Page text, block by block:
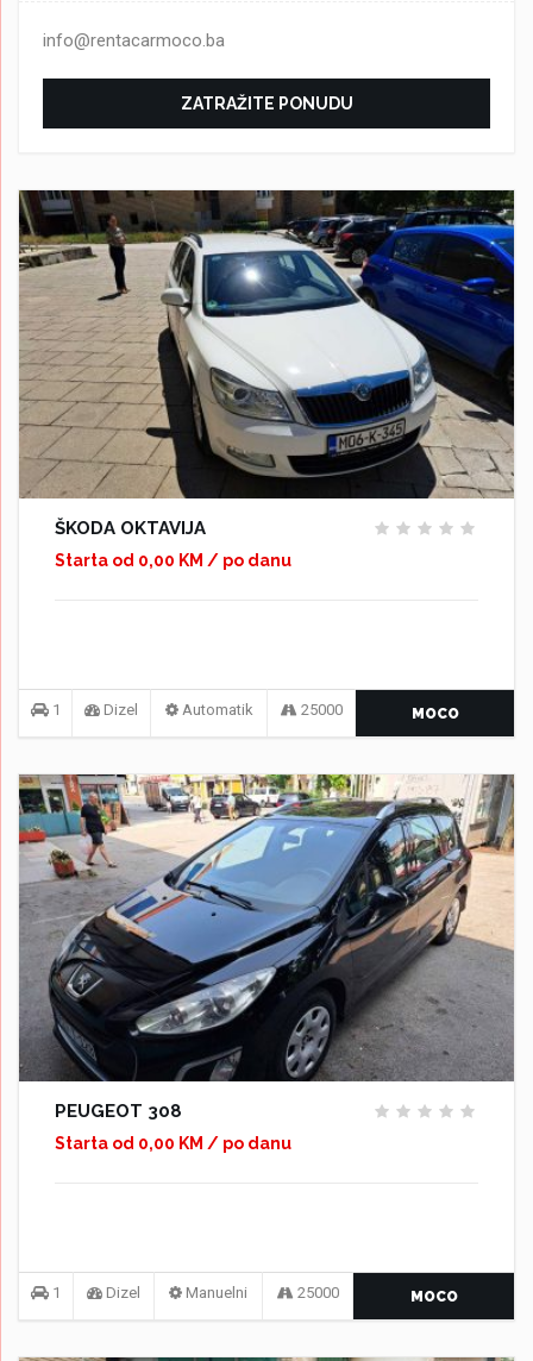
info@rentacarmoco.ba
ZATRAŽITE PONUDU
ŠKODA OKTAVIJA
Starta od 0,00 KM / po danu
1 Dizel Automatik 25000 MOCO
PEUGEOT 308
Starta od 0,00 KM / po danu
1 Dizel Manuelni 25000 MOCO